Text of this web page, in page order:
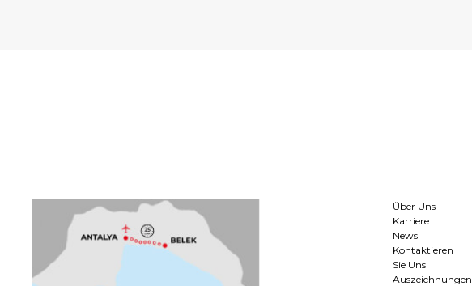
Über Uns
Karriere
News
Kontaktieren
Sie Uns
Auszeichnungen